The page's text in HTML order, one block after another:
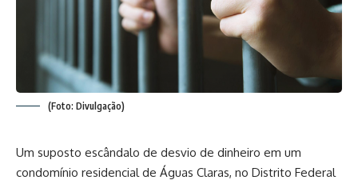
(Foto: Divulgação)
Um suposto escândalo de desvio de dinheiro em um
condomínio residencial de Águas Claras, no Distrito Federal